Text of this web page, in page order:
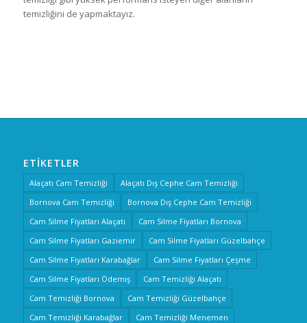
temizliğini de yapmaktayız.
ETIKETLER
Alaçatı Cam Temizliği
Alaçatı Dış Cephe Cam Temizliği
Bornova Cam Temizliği
Bornova Dış Cephe Cam Temizliği
Cam Silme Fiyatları Alaçatı
Cam Silme Fiyatları Bornova
Cam Silme Fiyatları Gaziemir
Cam Silme Fiyatları Güzelbahçe
Cam Silme Fiyatları Karabağlar
Cam Silme Fiyatları Çeşme
Cam Silme Fiyatları Ödemiş
Cam Temizliği Alaçatı
Cam Temizliği Bornova
Cam Temizliği Güzelbahçe
Cam Temizliği Karabağlar
Cam Temizliği Menemen